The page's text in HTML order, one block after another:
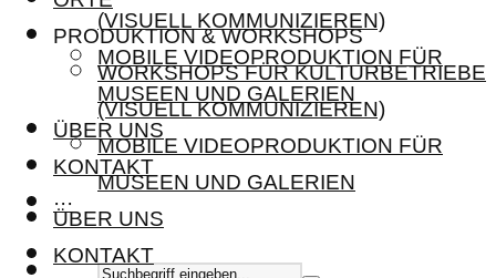
(VISUELL KOMMUNIZIEREN)
MOBILE VIDEOPRODUKTION FÜR
MUSEEN UND GALERIEN
ÜBER UNS
KONTAKT
···
PRODUKTION & WORKSHOPS
WORKSHOPS FÜR KULTURBETRIEBE
(VISUELL KOMMUNIZIEREN)
MOBILE VIDEOPRODUKTION FÜR
MUSEEN UND GALERIEN
ÜBER UNS
KONTAKT